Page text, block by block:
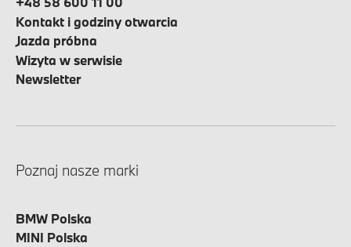
Kontakt i godziny otwarcia
Jazda próbna
Wizyta w serwisie
Newsletter
Poznaj nasze marki
BMW Polska
MINI Polska